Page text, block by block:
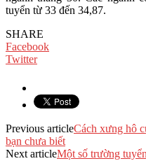
tuyển từ 33 đến 34,87.
SHARE
Facebook
Twitter
Previous articleCách xưng hô
bạn chưa biết
Next articleMột số trường